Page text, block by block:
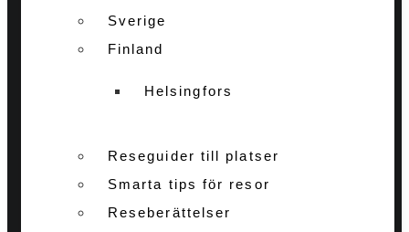
Sverige
Finland
Helsingfors
Reseguider till platser
Smarta tips för resor
Reseberättelser